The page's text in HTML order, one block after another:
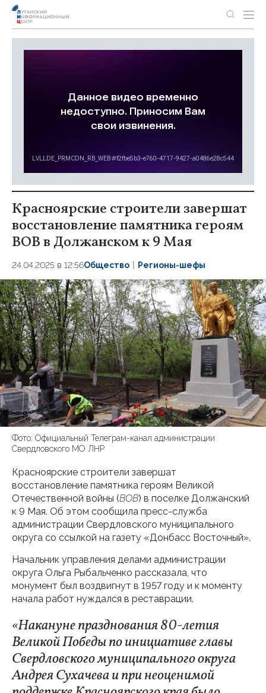
Красноярские строители завершат
восстановление памятника героям
ВОВ в Должанском к 9 Мая
24.04.2025 в 12:56Общество Регионы-шефы
Фото: Официальный Телеграм-канал администрации
Свердловского МО ЛНР
Красноярские строители завершат
восстановление памятника героям Великой
Отечественной войны (ВОВ) в поселке Должанский
к 9 Мая. Об этом сообщила пресс-служба
администрации Свердловского муниципального
округа со ссылкой на газету «Донбасс Восточный».
Начальник управления делами администрации
округа Ольга Рыбальченко рассказала, что
монумент был воздвигнут в 1957 году и к моменту
начала работ нуждался в реставрации.
«Накануне празднования 80-летия
Великой Победы по инициативе главы
Свердловского муниципального округа
Андрея Сухачева и при неоценимой